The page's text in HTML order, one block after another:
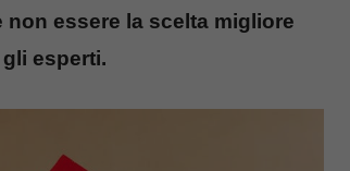
essere la scelta migliore
esperti.